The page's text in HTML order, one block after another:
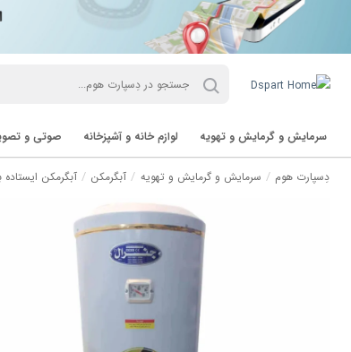
سرمایش و گرمایش و تهویه لوازم خانه و آشپزخانه صوتی و
دِسپارت هوم سرمایش و گرمایش و تهویه آبگرمکن آبگرمکن ایستاده